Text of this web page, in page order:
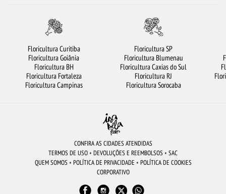
FLORICULTURA SANTO ANDRÉ FLORICULTURA GOIÂNIA
BUQUÊ DE ROSAS VERMELHAS FLORICULTURA SP FLORES COLORIDAS
FLORICULTURA CAMPINAS FLORICULTURA RIBEIRÃO PRETO
ARRANJO DE FLORES
FLORICULTURA GUARULHOS
FLORICULTURA JOÃO PESSOA COROA DE FLORES ROSAS BRANCAS
VIOLETA
Floricultura Curitiba
Floricultura Goiânia
Floricultura BH
Floricultura Fortaleza
Floricultura Campinas
Floricultura SP
Floricultura Blumenau
Floricultura Caxias do Sul
Floricultura RJ
Floricultura Sorocaba
CONFIRA AS CIDADES ATENDIDAS
TERMOS DE USO • DEVOLUÇÕES E REEMBOLSOS • SAC
QUEM SOMOS • POLÍTICA DE PRIVACIDADE • POLÍTICA DE COOKIES
CORPORATIVO